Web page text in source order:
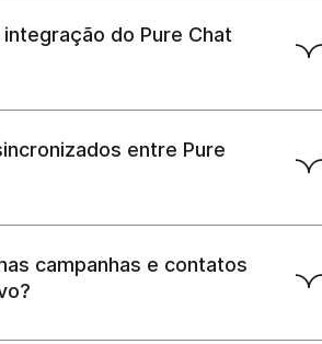
do Pure Chat
entre Pure
campanhas e contatos